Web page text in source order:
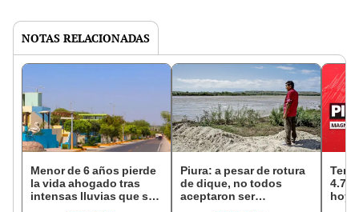
NOTAS RELACIONADAS
Menor de 6 años pierde
la vida ahogado tras
intensas lluvias que se
Piura: a pesar de rotura
de dique, no todos
aceptaron ser
4.7
hoy,